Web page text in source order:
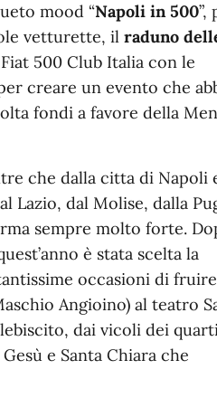
mood “Napoli in 500”,
vetturette, il raduno
500 Club Italia con le
creare un evento che
fondi a favore della
che dalla citta di Napoli
Lazio, dal Molise, dalla
sempre molto forte.
è stata scelta la
occasioni di fruire
Angioino) al teatro
dai vicoli dei
e Santa Chiara che